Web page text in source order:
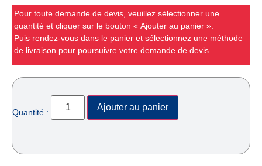
Pour toute demande de devis, veuillez sélectionner une
quantité et cliquer sur le bouton « Ajouter au panier ».
Puis rendez-vous dans le panier et sélectionnez une méthode
de livraison pour poursuivre votre demande de devis.
Quantité : Ajouter au panier